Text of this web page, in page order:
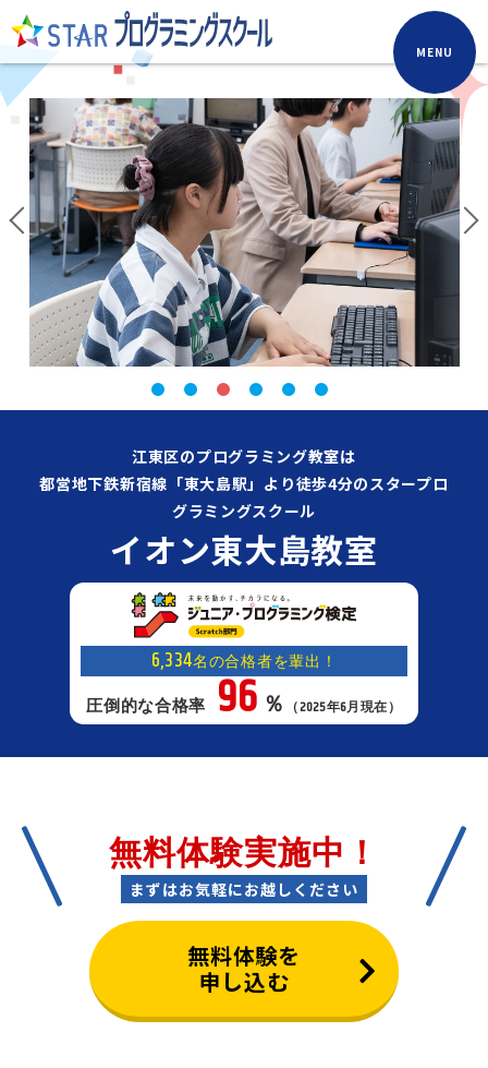
MENU
江東区のプログラミング教室は
都営地下鉄新宿線「東大島駅」より徒歩4分のスタープロ
グラミングスクール
イオン東大島教室
6,334名の合格者を輩出！
圧倒的な合格率 96 ％ （2025年6月現在）
無料体験実施中！
まずはお気軽にお越しください
無料体験を
申し込む